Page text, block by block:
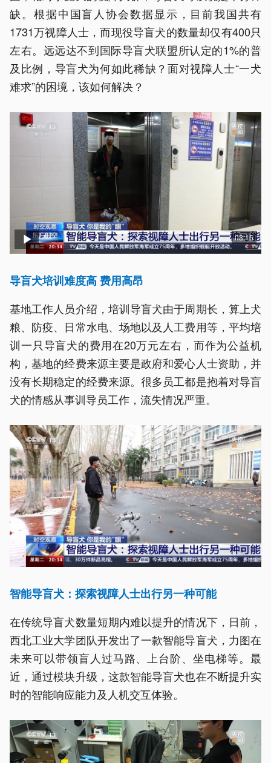
缺。根据中国盲人协会数据显示，目前我国共有
1731万视障人士，而现役导盲犬的数量却仅有400只
左右。远远达不到国际导盲犬联盟所认定的1%的普
及比例，导盲犬为何如此稀缺？面对视障人士“一犬
难求”的困境，该如何解决？
03:15
导盲犬培训难度高 费用高昂
基地工作人员介绍，培训导盲犬由于周期长，算上犬
粮、防疫、日常水电、场地以及人工费用等，平均培
训一只导盲犬的费用在20万元左右，而作为公益机
构，基地的经费来源主要是政府和爱心人士资助，并
没有长期稳定的经费来源。很多员工都是抱着对导盲
犬的情感从事训导员工作，流失情况严重。
智能导盲犬：探索视障人士出行另一种可能
在传统导盲犬数量短期内难以提升的情况下，日前，
西北工业大学团队开发出了一款智能导盲犬，力图在
未来可以带领盲人过马路、上台阶、坐电梯等。最
近，通过模块升级，这款智能导盲犬也在不断提升实
时的智能响应能力及人机交互体验。